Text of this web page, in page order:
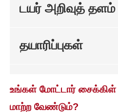
டயர் அறிவுத் தளம்
தயாரிப்புகள்
உங்கள் மோட்டார்
மாற்ற வேண்டும்?